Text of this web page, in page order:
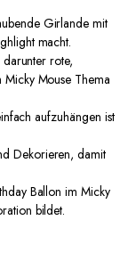
Girlande mit
macht.
rote,
Mouse Thema
aufzuhängen ist
Dekorieren, damit
Ballon im Micky
bildet.